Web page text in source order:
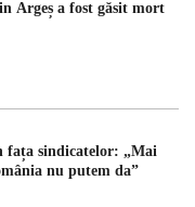
Argeș a fost găsit mort
fața sindicatelor: „Mai
nu putem da”